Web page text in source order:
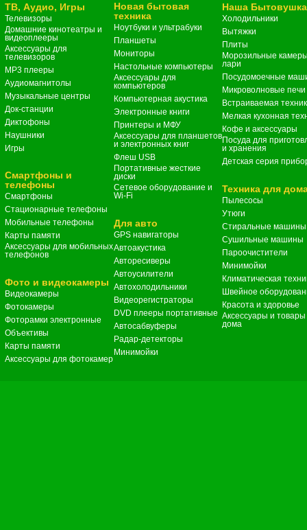
ТВ, Аудио, Игры
Телевизоры
Домашние кинотеатры и
видеоплееры
Аксессуары для
телевизоров
MP3 плееры
Аудиомагнитолы
Музыкальные центры
Док-станции
Диктофоны
Наушники
Игры
Смартфоны и
телефоны
Смартфоны
Стационарные телефоны
Мобильные телефоны
Карты памяти
Аксессуары для мобильных
телефонов
Фото и видеокамеры
Видеокамеры
Фотокамеры
Фоторамки электронные
Объективы
Карты памяти
Аксессуары для фотокамер
Новая бытовая
техника
Ноутбуки и ультрабуки
Планшеты
Мониторы
Настольные компьютеры
Аксессуары для
компьютеров
Компьютерная акустика
Электронные книги
Принтеры и МФУ
Аксессуары для планшетов
и электронных книг
Флеш USB
Портативные жесткие
диски
Сетевое оборудование и
Wi-Fi
Для авто
GPS навигаторы
Автоакустика
Авторесиверы
Автоусилители
Автохолодильники
Видеорегистраторы
DVD плееры портативные
Автосабвуферы
Радар-детекторы
Минимойки
Наша Бытовушка
Холодильники
Вытяжки
Плиты
Морозильные
лари
Посудомоечные
Микроволновые печи
Встраиваемая
Мелкая кухонная
Кофе и аксессуары
Посуда для
и хранения
Детская серия
Техника для
Пылесосы
Утюги
Стиральные машины
Сушильные машины
Пароочистители
Минимойки
Климатическая
Швейное
Красота и здоровье
Аксессуары и
дома